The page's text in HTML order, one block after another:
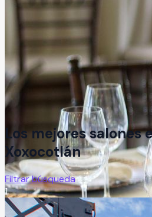
Los mejores salones
Xoxocotlán
Filtrar búsqueda
1